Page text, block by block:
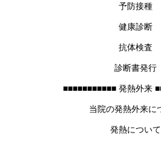
予防接種
健康診断
抗体検査
診断書発行
■■■■■■■■■■■ 発熱外来
当院の発熱外来に
発熱について